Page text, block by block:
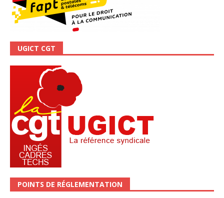
UGICT CGT
POINTS DE RÉGLEMENTATION